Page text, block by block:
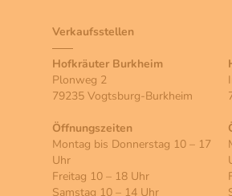
Verkaufsstellen
Hofkräuter Burkheim
Plonweg 2
79235 Vogtsburg-Burkheim
Öffnungszeiten
Montag bis Donnerstag 10 – 17
Uhr
Freitag 10 – 18 Uhr
Samstag 10 – 14 Uhr